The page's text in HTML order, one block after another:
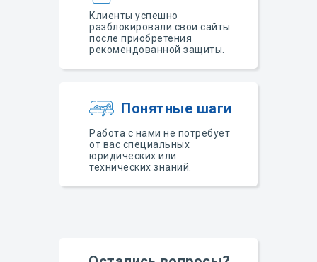
Клиенты успешно
разблокировали свои сайты
после приобретения
рекомендованной защиты.
Работа с нами не потребует
от вас специальных
юридических или
технических знаний.
Понятные шаги